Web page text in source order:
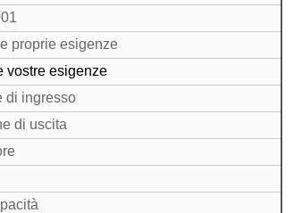
proprie esigenze
vostre esigenze
di ingresso
di uscita